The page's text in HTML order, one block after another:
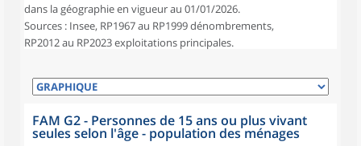
dans la géographie en vigueur au 01/01/2026.
Sources : Insee, RP1967 au RP1999 dénombrements,
RP2012 au RP2023 exploitations principales.
FAM G2 - Personnes de 15 ans ou plus vivant
seules selon l'âge - population des ménages